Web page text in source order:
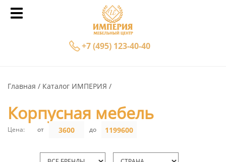
+7 (495) 123-40-40
Главная Каталог ИМПЕРИЯ
Корпусная мебель
Цена: от до